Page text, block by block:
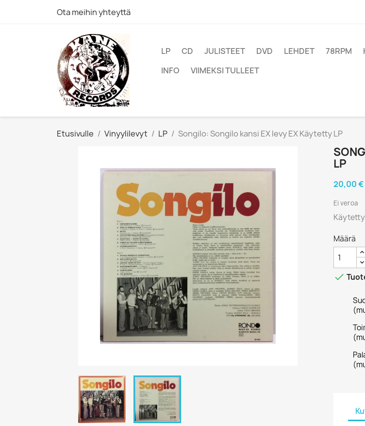
Ota meihin yhteyttä
LP CD JULISTEET DVD LEHDET 78RPM
INFO
VIIMEKSI TULLEET
Etusivulle Vinyylilevyt LP Songilo: Songilo kansi EX levy EX Käytetty LP
LP
20,00 €
Ei veroa
Käytetty
Määrä
